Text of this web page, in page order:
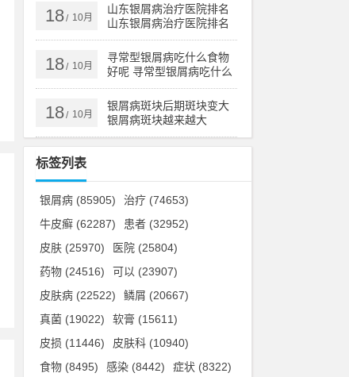
18/ 10月
山东银屑病治疗医院排名
山东银屑病治疗医院排名
榜
18/ 10月
寻常型银屑病吃什么食物
好呢 寻常型银屑病吃什么
药效果好
18/ 10月
银屑病斑块后期斑块变大
银屑病斑块越来越大
标签列表
银屑病 (85905) 治疗 (74653)
牛皮癣 (62287) 患者 (32952)
皮肤 (25970) 医院 (25804)
药物 (24516) 可以 (23907)
皮肤病 (22522) 鳞屑 (20667)
真菌 (19022) 软膏 (15611)
皮损 (11446) 皮肤科 (10940)
食物 (8495) 感染 (8442) 症状 (8322)